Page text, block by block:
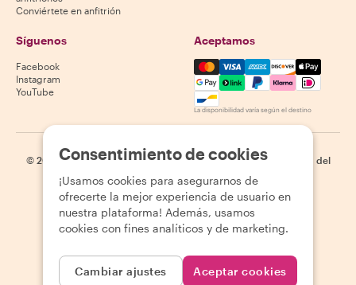
Conviértete en anfitrión
Síguenos
Facebook
Instagram
YouTube
Aceptamos
Mastercard, Visa, Amex,
La disponibilidad varía según el destino
© 2026 Withlocals.com | Política de privacidad | Cookies
Mapa del
Consentimiento de cookies
¡Usamos cookies para asegurarnos de
ofrecerte la mejor experiencia de usuario en
nuestra plataforma! Además, usamos
cookies con fines analíticos y de marketing.
Cambiar ajustes Aceptar cookies